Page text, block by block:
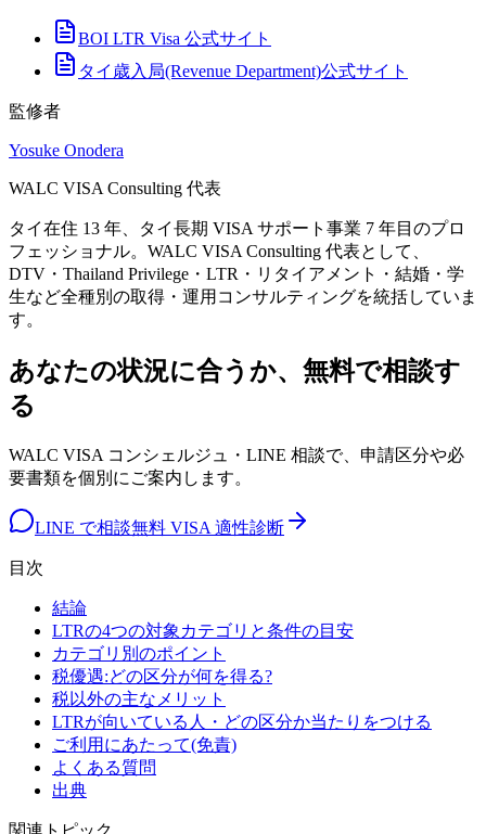
BOI LTR Visa 公式サイト
タイ歳入局(Revenue Department)公式サイト
監修者
Yosuke Onodera
WALC VISA Consulting 代表
タイ在住 13 年、タイ長期 VISA サポート事業 7 年目のプロ
フェッショナル。WALC VISA Consulting 代表として、
DTV・Thailand Privilege・LTR・リタイアメント・結婚・学
生など全種別の取得・運用コンサルティングを統括していま
す。
あなたの状況に合うか、無料で相談す
る
WALC VISA コンシェルジュ・LINE 相談で、申請区分や必
要書類を個別にご案内します。
LINE で相談無料 VISA 適性診断
目次
結論
LTRの4つの対象カテゴリと条件の目安
カテゴリ別のポイント
税優遇:どの区分が何を得る?
税以外の主なメリット
LTRが向いている人・どの区分か当たりをつける
ご利用にあたって(免責)
よくある質問
出典
関連トピック